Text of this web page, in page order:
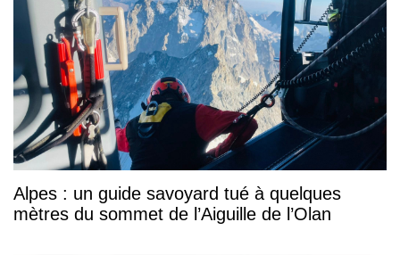
Alpes : un guide savoyard tué à quelques
mètres du sommet de l’Aiguille de l’Olan